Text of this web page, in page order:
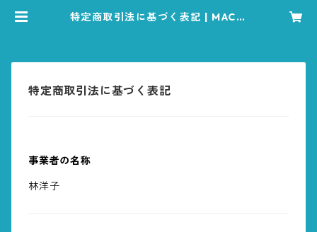
特定商取引法に基づく表記 | MAC工
特定商取引法に基づく表記
事業者の名称
林洋子